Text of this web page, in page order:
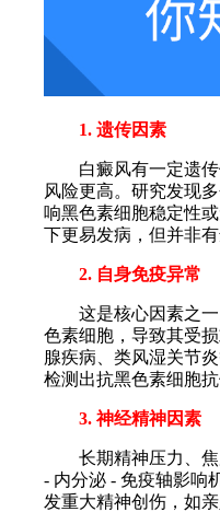
1. 遗传因素
白癜风有一定遗传
风险更高。研究发现
响黑色素细胞稳定性
下更易发病，但并非
2. 自身免疫异常
这是核心因素之一
色素细胞，导致其受
腺疾病、类风湿关节
检测出抗黑色素细胞
3. 神经精神因素
长期精神压力、焦
- 内分泌 - 免疫轴影响
发重大精神创伤，如